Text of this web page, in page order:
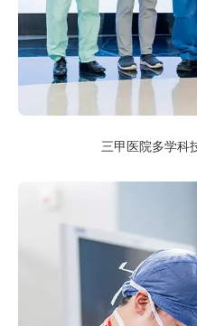
三甲医院多学科